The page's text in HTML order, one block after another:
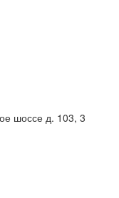
шоссе д. 103, 3